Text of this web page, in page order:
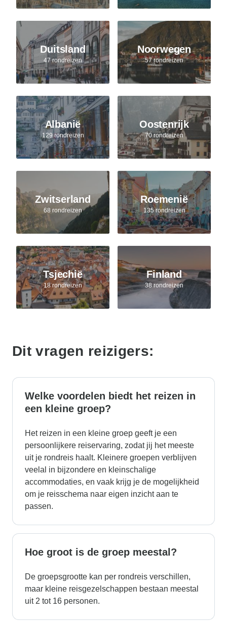
Duitsland
47 rondreizen
Noorwegen
57 rondreizen
Albanië
129 rondreizen
Oostenrijk
70 rondreizen
Zwitserland
68 rondreizen
Roemenië
135 rondreizen
Tsjechië
18 rondreizen
Finland
38 rondreizen
Dit vragen reizigers:
Welke voordelen biedt het reizen in
een kleine groep?
Het reizen in een kleine groep geeft je een
persoonlijkere reiservaring, zodat jij het meeste
uit je rondreis haalt. Kleinere groepen verblijven
veelal in bijzondere en kleinschalige
accommodaties, en vaak krijg je de mogelijkheid
om je reisschema naar eigen inzicht aan te
passen.
Hoe groot is de groep meestal?
De groepsgrootte kan per rondreis verschillen,
maar kleine reisgezelschappen bestaan meestal
uit 2 tot 16 personen.